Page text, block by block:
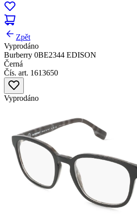
Zpět
Vyprodáno
Burberry 0BE2344 EDISON
Černá
Čís. art. 1613650
Vyprodáno